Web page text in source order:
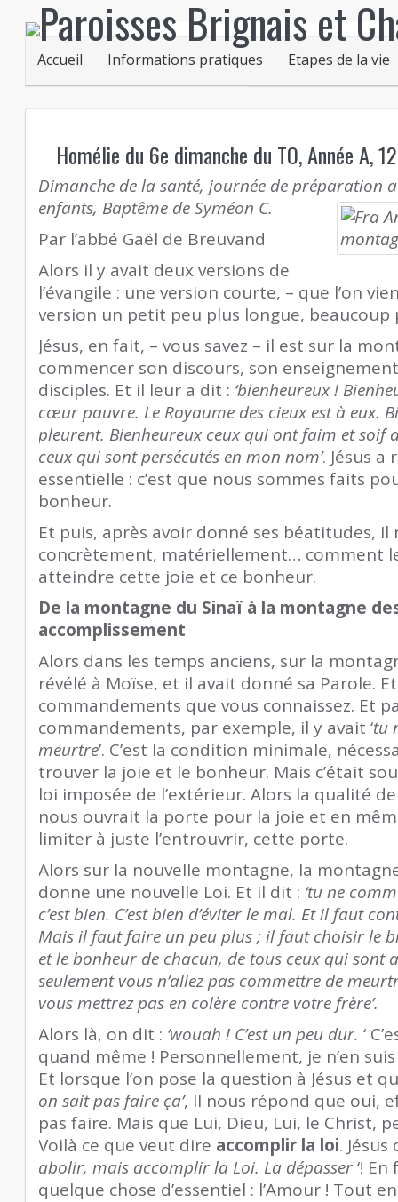
Accueil Informations pratiques Etapes de la vie
Homélie du 6e dimanche du TO, Année A,
Dimanche de la santé, journée de préparation
enfants, Baptême de Syméon C.
Par l’abbé Gaël de Breuvand
Alors il y avait deux versions de
l’évangile : une version courte, – que l’on
version un petit peu plus longue, beaucoup
Jésus, en fait, – vous savez – il est sur la
commencer son discours, son
disciples. Et il leur a dit : ‘bienheureux !
cœur pauvre. Le Royaume des cieux est à eux.
pleurent. Bienheureux ceux qui ont faim et soif
ceux qui sont persécutés en mon nom’. Jésus a
essentielle : c’est que nous sommes faits
bonheur.
Et puis, après avoir donné ses béatitudes, Il
concrètement, matériellement… comment
atteindre cette joie et ce bonheur.
De la montagne du Sinaï à la montagne
accomplissement
Alors dans les temps anciens, sur la
révélé à Moïse, et il avait donné sa Parole.
commandements que vous connaissez. Et
commandements, par exemple, il y avait ‘tu
meurtre’. C’est la condition minimale,
trouver la joie et le bonheur. Mais c’était
loi imposée de l’extérieur. Alors la qualité de
nous ouvrait la porte pour la joie et en
limiter à juste l’entrouvrir, cette porte.
Alors sur la nouvelle montagne, la
donne une nouvelle Loi. Et il dit : ‘tu ne
c’est bien. C’est bien d’éviter le mal. Et il faut
Mais il faut faire un peu plus ; il faut choisir le
et le bonheur de chacun, de tous ceux qui sont
seulement vous n’allez pas commettre de
vous mettrez pas en colère contre votre frère’.
Alors là, on dit : ‘wouah ! C’est un peu dur. ‘
quand même ! Personnellement, je n’en
Et lorsque l’on pose la question à Jésus et
on sait pas faire ça’, Il nous répond que oui,
pas faire. Mais que Lui, Dieu, Lui, le Christ,
Voilà ce que veut dire accomplir la loi.
abolir, mais accomplir la Loi. La dépasser‘!
quelque chose d’essentiel : l’Amour ! Tout